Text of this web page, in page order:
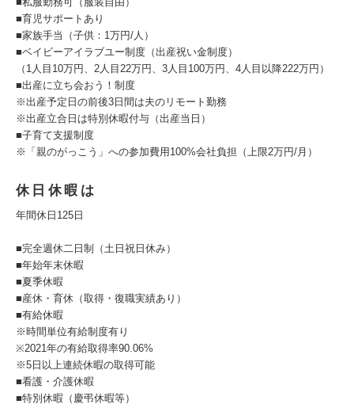
■育児サポートあり
■家族手当（子供：1万円/人）
■ベイビーアイラブユー制度（出産祝い金制度）
（1人目10万円、2人目22万円、3人目100万円、4人目以降222万円）
■出産に立ち会おう！制度
※出産予定日の前後3日間は夫のリモート勤務
※出産立合日は特別休暇付与（出産当日）
■子育て支援制度
※「親のがっこう」への参加費用100%会社負担（上限2万円/月）
休日休暇は
年間休日125日
■完全週休二日制（土日祝日休み）
■年始年末休暇
■夏季休暇
■産休・育休（取得・復職実績あり）
■有給休暇
※時間単位有給制度有り
※2021年の有給取得率90.06%
※5日以上連続休暇の取得可能
■看護・介護休暇
■特別休暇（慶弔休暇等）